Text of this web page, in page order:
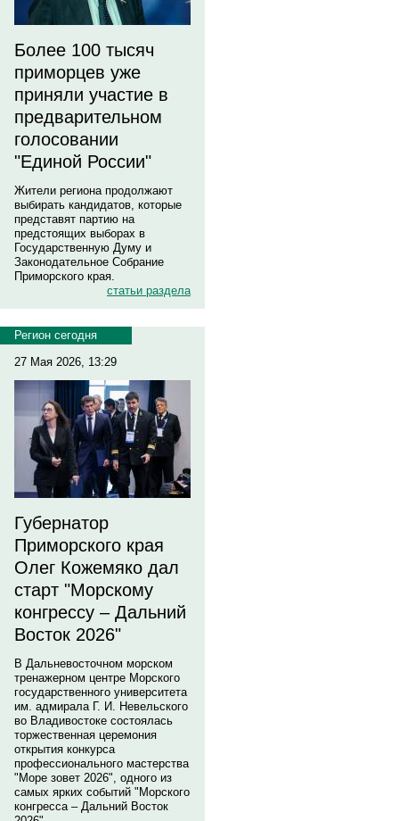
Более 100 тысяч
приморцев уже
приняли участие в
предварительном
голосовании
"Единой России"
Жители региона продолжают
выбирать кандидатов, которые
представят партию на
предстоящих выборах в
Государственную Думу и
Законодательное Собрание
Приморского края.
статьи раздела
Регион сегодня
27 Мая 2026, 13:29
Губернатор
Приморского края
Олег Кожемяко дал
старт "Морскому
конгрессу – Дальний
Восток 2026"
В Дальневосточном морском
тренажерном центре Морского
государственного университета
им. адмирала Г. И. Невельского
во Владивостоке состоялась
торжественная церемония
открытия конкурса
профессионального мастерства
"Море зовет 2026", одного из
самых ярких событий "Морского
конгресса – Дальний Восток